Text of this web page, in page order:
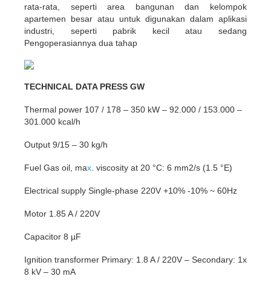
rata-rata, seperti area bangunan dan kelompok
apartemen besar atau untuk digunakan dalam aplikasi
industri, seperti pabrik kecil atau sedang
Pengoperasiannya dua tahap
TECHNICAL DATA PRESS GW
Thermal power 107 / 178 – 350 kW – 92.000 / 153.000 –
301.000 kcal/h
Output 9/15 – 30 kg/h
Fuel Gas oil, max . viscosity at 20 °C: 6 mm2/s (1.5 °E)
Electrical supply Single-phase 220V +10% -10% ~ 60Hz
Motor 1.85 A / 220V
Capacitor 8 µF
Ignition transformer Primary: 1.8 A / 220V – Secondary: 1x
8 kV – 30 mA